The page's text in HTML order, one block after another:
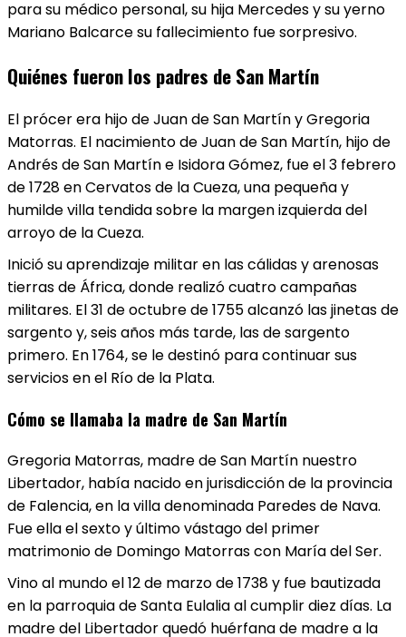
para su médico personal, su hija Mercedes y su yerno
Mariano Balcarce su fallecimiento fue sorpresivo.
Quiénes fueron los padres de San Martín
El prócer era hijo de Juan de San Martín y Gregoria
Matorras. El nacimiento de Juan de San Martín, hijo de
Andrés de San Martín e Isidora Gómez, fue el 3 febrero
de 1728 en Cervatos de la Cueza, una pequeña y
humilde villa tendida sobre la margen izquierda del
arroyo de la Cueza.
Inició su aprendizaje militar en las cálidas y arenosas
tierras de África, donde realizó cuatro campañas
militares. El 31 de octubre de 1755 alcanzó las jinetas de
sargento y, seis años más tarde, las de sargento
primero. En 1764, se le destinó para continuar sus
servicios en el Río de la Plata.
Cómo se llamaba la madre de San Martín
Gregoria Matorras, madre de San Martín nuestro
Libertador, había nacido en jurisdicción de la provincia
de Falencia, en la villa denominada Paredes de Nava.
Fue ella el sexto y último vástago del primer
matrimonio de Domingo Matorras con María del Ser.
Vino al mundo el 12 de marzo de 1738 y fue bautizada
en la parroquia de Santa Eulalia al cumplir diez días. La
madre del Libertador quedó huérfana de madre a la